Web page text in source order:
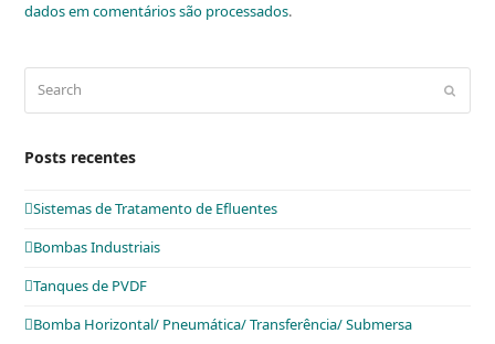
dados em comentários são processados.
Submit
Posts recentes
Sistemas de Tratamento de Efluentes
Bombas Industriais
Tanques de PVDF
Bomba Horizontal/ Pneumática/ Transferência/ Submersa